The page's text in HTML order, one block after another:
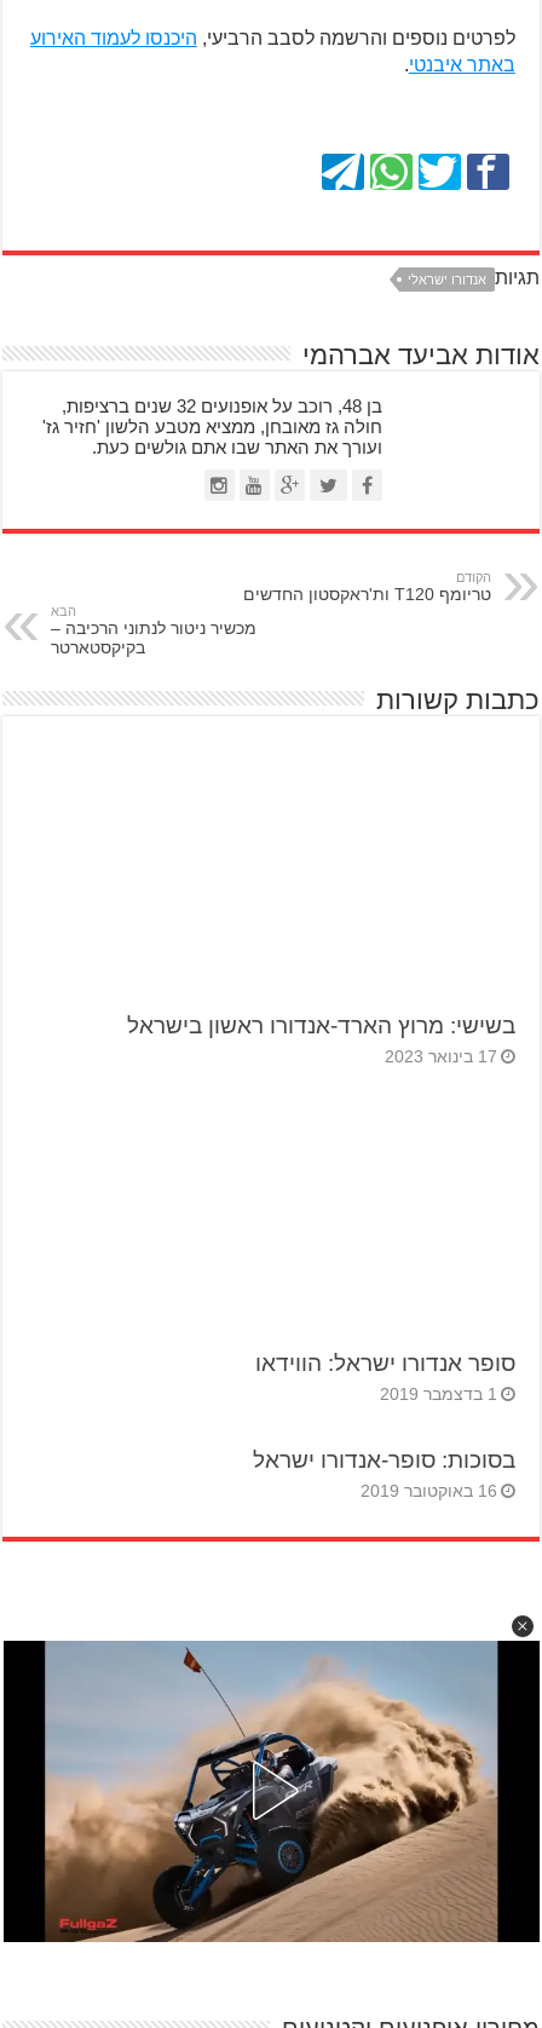
לפרטים נוספים והרשמה לסבב הרביעי, היכנסו לעמוד האירוע
באתר איבנטי.
תגיות אנדורו ישראלי
אודות אביעד אברהמי
בן 48, רוכב על אופנועים 32 שנים ברציפות,
חולה גז מאובחן, ממציא מטבע הלשון 'חזיר גז'
ועורך את האתר שבו אתם גולשים כעת.
הקודם
טריומף T120 ות'ראקסטון החדשים
הבא
מכשיר ניטור לנתוני הרכיבה –
בקיקסטארטר
כתבות קשורות
בשישי: מרוץ הארד-אנדורו ראשון בישראל
17 בינואר 2023
סופר אנדורו ישראל: הווידאו
1 בדצמבר 2019
בסוכות: סופר-אנדורו ישראל
16 באוקטובר 2019